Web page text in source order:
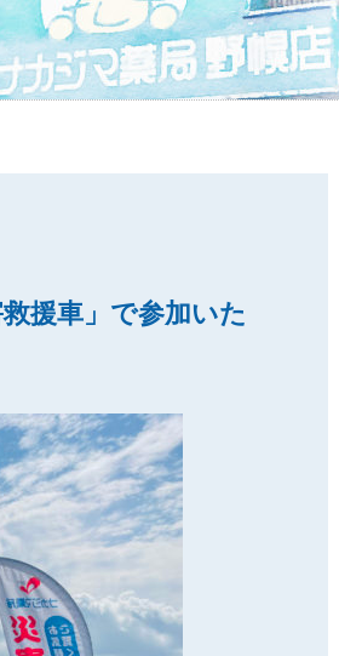
援車」で参加いた